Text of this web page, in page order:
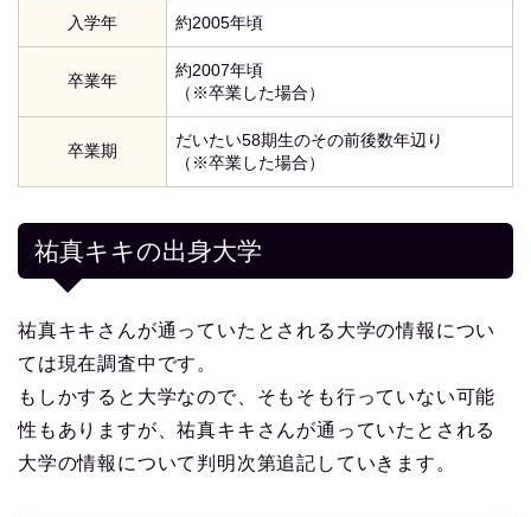
入学年 約2005年頃
卒業年
約2007年頃
（※卒業した場合）
卒業期
だいたい58期生のその前後数年辺り
（※卒業した場合）
祐真キキの出身大学
祐真キキさんが通っていたとされる大学の情報につい
ては現在調査中です。
もしかすると大学なので、そもそも行っていない可能
性もありますが、祐真キキさんが通っていたとされる
大学の情報について判明次第追記していきます。